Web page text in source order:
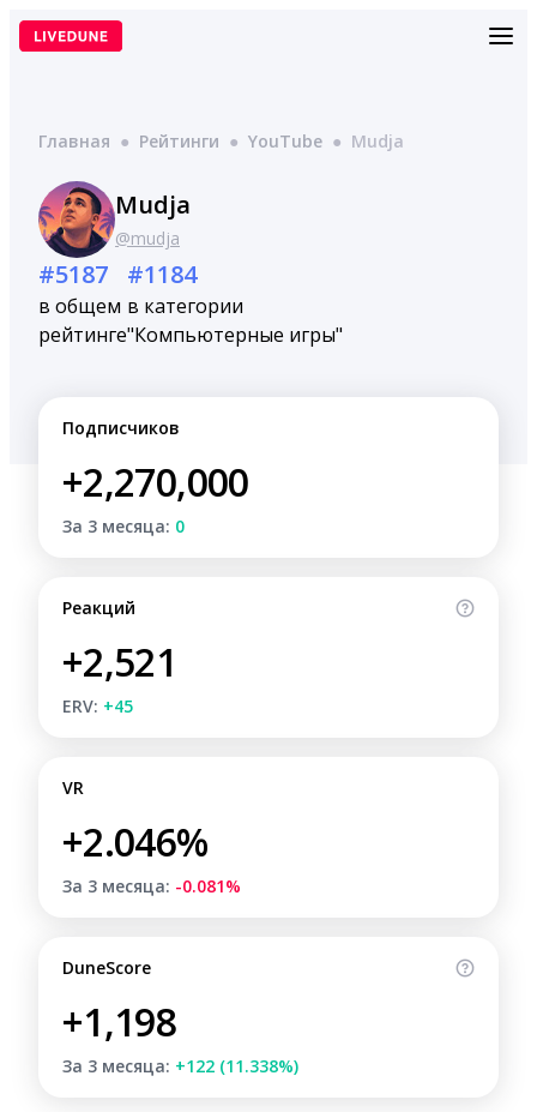
Перейти
Главная ● Рейтинги ● YouTube ● Mudja
Mudja
@mudja
#5187
в общем
рейтинге
#1184
в категории
"Компьютерные игры"
Подписчиков
+2,270,000
За 3 месяца: 0
Реакций
+2,521
ERV: +45
VR
+2.046%
За 3 месяца: -0.081%
DuneScore
+1,198
За 3 месяца: +122 (11.338%)